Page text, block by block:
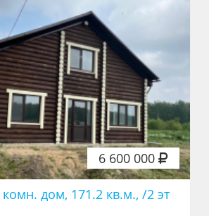
6 600 000
дом, 171.2 кв.м., /2 эт